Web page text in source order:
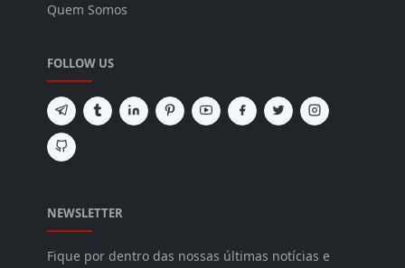
Quem Somos
FOLLOW US
NEWSLETTER
Fique por dentro das nossas últimas notícias e